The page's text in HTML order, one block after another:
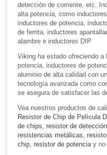
detección de corriente, etc.
alta potencia, como
inductores de potencia,
de ferrita, inductores
alambre e inductores DIP.
Viking ha estado ofreciendo
potencia, inductores de
aluminio de alta calidad con
tecnología avanzada como
se asegura de satisfacer las
Vea nuestros productos de
Resistor de Chip de Película
de chips resistor de
resistencias metálicas
chip resistor de potencia y no